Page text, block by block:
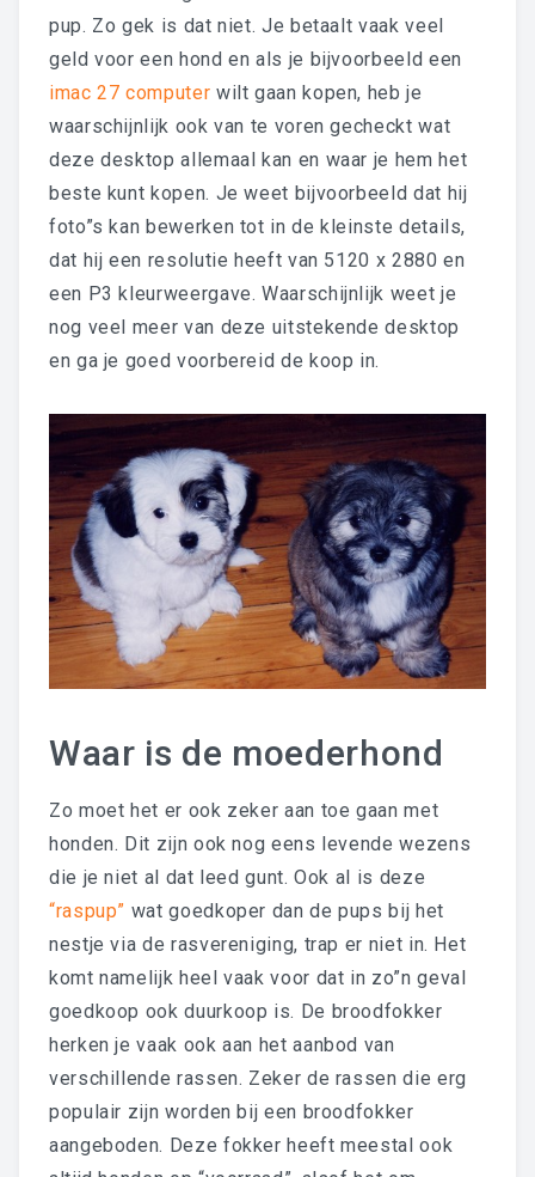
pup. Zo gek is dat niet. Je betaalt vaak veel
geld voor een hond en als je bijvoorbeeld een
imac 27 computer wilt gaan kopen, heb je
waarschijnlijk ook van te voren gecheckt wat
deze desktop allemaal kan en waar je hem het
beste kunt kopen. Je weet bijvoorbeeld dat hij
foto”s kan bewerken tot in de kleinste details,
dat hij een resolutie heeft van 5120 x 2880 en
een P3 kleurweergave. Waarschijnlijk weet je
nog veel meer van deze uitstekende desktop
en ga je goed voorbereid de koop in.
Waar is de moederhond
Zo moet het er ook zeker aan toe gaan met
honden. Dit zijn ook nog eens levende wezens
die je niet al dat leed gunt. Ook al is deze
“raspup” wat goedkoper dan de pups bij het
nestje via de rasvereniging, trap er niet in. Het
komt namelijk heel vaak voor dat in zo”n geval
goedkoop ook duurkoop is. De broodfokker
herken je vaak ook aan het aanbod van
verschillende rassen. Zeker de rassen die erg
populair zijn worden bij een broodfokker
aangeboden. Deze fokker heeft meestal ook